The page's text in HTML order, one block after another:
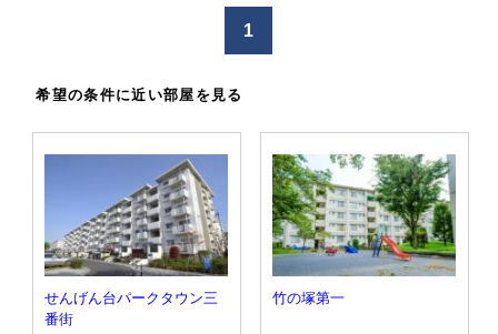
1
希望の条件に近い部屋を見る
せんげん台パークタウン三
番街
竹の塚第一